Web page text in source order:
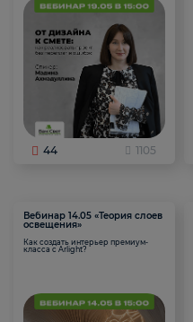
44 1105
Вебинар 14.05 «Теория слоев
освещения»
Как создать интерьер премиум-
класса с Arlight?